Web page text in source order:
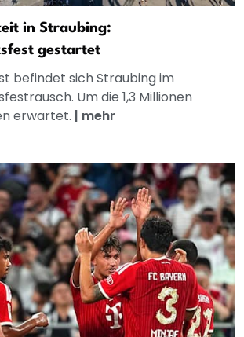
in Straubing:
gestartet
befindet sich Straubing im
Um die 1,3 Millionen
erwartet. | mehr